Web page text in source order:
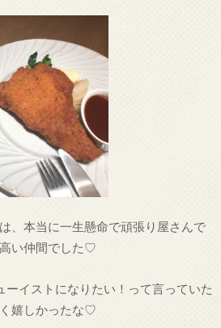
、本当に一生懸命で頑張り屋さんで
い仲間でした♡
イストになりたい！って言っていた
嬉しかったな♡